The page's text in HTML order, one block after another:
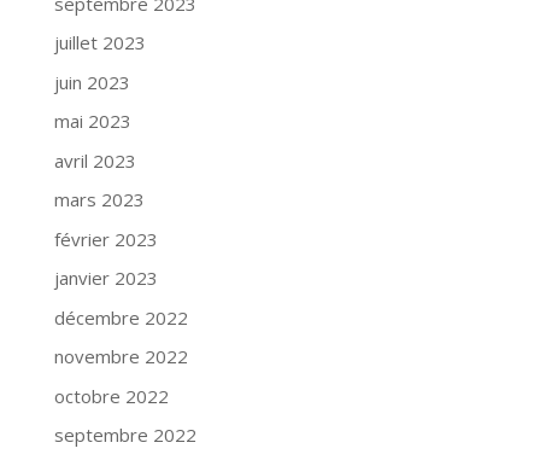
juillet 2023
juin 2023
mai 2023
avril 2023
mars 2023
février 2023
janvier 2023
décembre 2022
novembre 2022
octobre 2022
septembre 2022